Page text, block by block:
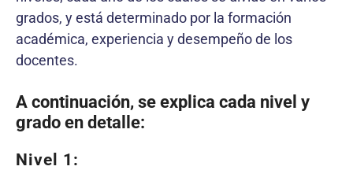
grados, y está determinado por la formación
académica, experiencia y desempeño de los
docentes.
A continuación, se explica cada nivel y
grado en detalle:
Nivel 1: